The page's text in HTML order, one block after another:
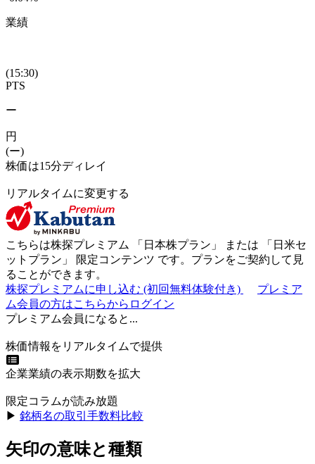
業績
(15:30)
PTS
ー
円
(ー)
株価は15分ディレイ
リアルタイムに変更する
こちらは株探プレミアム 「 日本株プラン 」 または 「 日米セ
ットプラン 」 限定コンテンツ です。プランをご契約して見
ることができます。
株探プレミアムに申し込む (初回無料体験付き)
プレミア
ム会員の方はこちらからログイン
プレミアム会員になると...
株価情報をリアルタイムで提供
企業業績の表示期数を拡大
限定コラムが読み放題
▶︎ 銘柄名の取引手数料比較
矢印の意味と種類